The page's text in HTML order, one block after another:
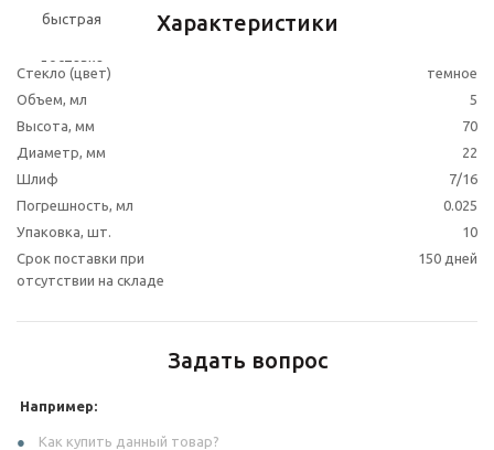
Характеристики
Стекло (цвет)
темное
Объем, мл
5
Высота, мм
70
Диаметр, мм
22
Шлиф
7/16
Погрешность, мл
0.025
Упаковка, шт.
10
Срок поставки при
отсутствии на складе
150 дней
Задать вопрос
Например:
Как купить данный товар?